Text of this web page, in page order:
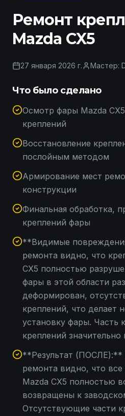
Ремонт
Mazda CX5
27 января 2026 г. Мастер:
Что было сделано
Осмотр фары Mazda
креплений
Восстановление
послойным методом
Армирование мест
конструкции
Финальная обработка,
креплений фары
**Видимые
ремонта видно, что
CX5 полностью
фары в этой области
деформирован,
креплений, что делает
установку фары. Часть
креплений
**Результат (ПОСЛЕ):**
ремонта видно, что
Mazda CX5 полностью
возвращены к
Отсутствующие части